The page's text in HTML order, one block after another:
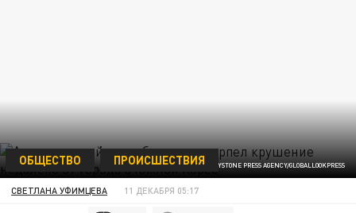
TECH. SGT. LUKE OLSON/KEYSTONE PRESS AGENCY/GLOBALLOOKPRESS
ОБЩЕСТВО ПРОИСШЕСТВИЯ
СВЕТЛАНА УФИМЦЕВА 11 ДЕКАБРЯ 05:17